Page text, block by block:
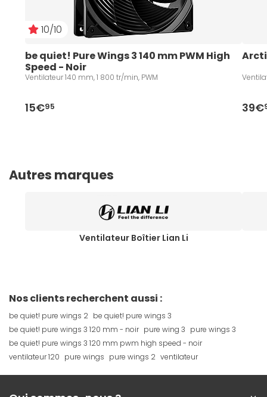
10/10
be quiet! Pure Wings 3 140 mm PWM High
Speed - Noir
Ventilateur 140 mm, 1 800 tr/min, PWM
15€95 39€
Autres marques
Ventilateur Boîtier Lian Li
Nos clients recherchent aussi :
be quiet! pure wings 2 be quiet! pure wings 3
be quiet! pure wings 3 120 mm - noir pure wing 3 pure wings 3
be quiet! pure wings 3 120 mm pwm high speed - noir
ventilateur 120 pure wings pure wings 2 ventilateur